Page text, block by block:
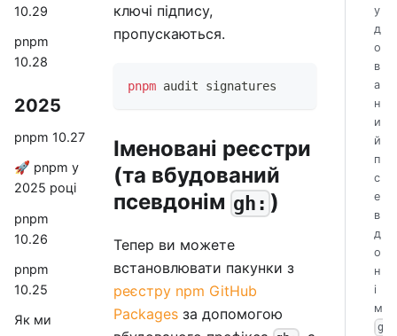
10.29
pnpm
10.28
2025
pnpm 10.27
🚀 pnpm у
2025 році
pnpm
10.26
pnpm
10.25
Як ми
ключі підпису,
пропускаються.
pnpm audit signatures
Іменовані реєстри
(та вбудований
псевдонім gh: )
Тепер ви можете
встановлювати пакунки з
реєстру npm GitHub
Packages за допомогою
у
д
о
в
а
н
и
й
п
с
е
в
д
о
н
і
м
g